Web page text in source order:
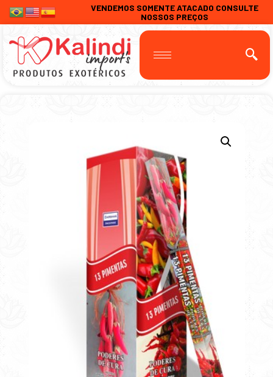
VENDEMOS SOMENTE ATACADO CONSULTE
NOSSOS PREÇOS